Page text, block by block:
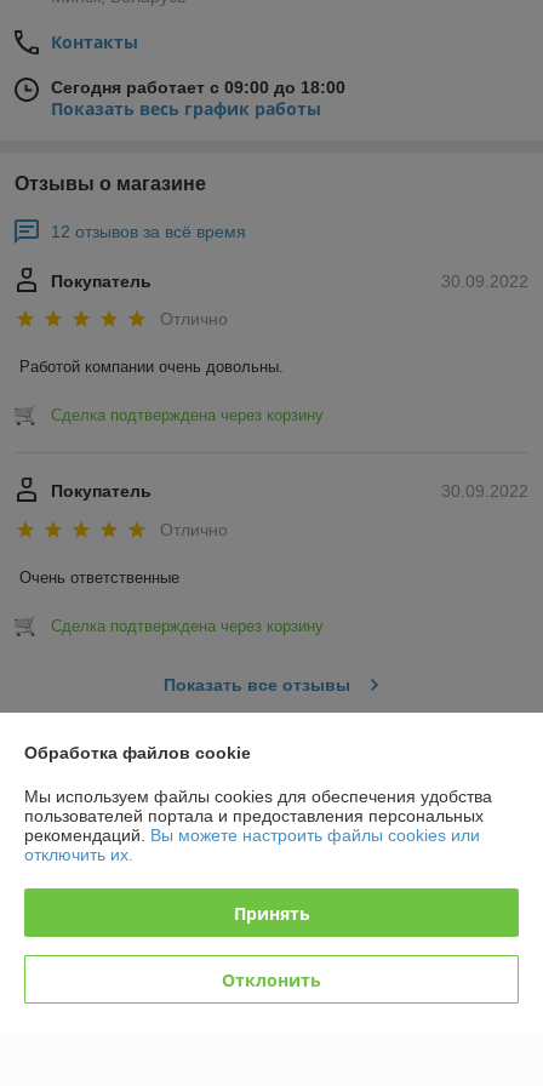
Контакты
Сегодня работает с 09:00 до 18:00
Показать весь график работы
Отзывы о магазине
12 отзывов за всё время
30.09.2022
Покупатель
Отлично
Работой компании очень довольны.
Сделка подтверждена через корзину
30.09.2022
Покупатель
Отлично
Очень ответственные
Сделка подтверждена через корзину
Показать все отзывы
О нас
Контакты
График работы
Обработка файлов cookie
Мы используем файлы cookies для обеспечения удобства
пользователей портала и предоставления персональных
рекомендаций. Вы можете настроить файлы cookies или
отключить их.
Принять
Отклонить